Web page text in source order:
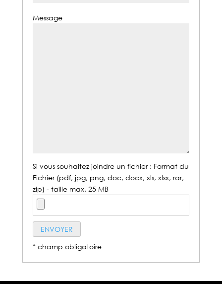
Message
Si vous souhaitez joindre un fichier : Format du
Fichier (pdf, jpg, png, doc, docx, xls, xlsx, rar,
zip) - taille max. 25 MB
* champ obligatoire